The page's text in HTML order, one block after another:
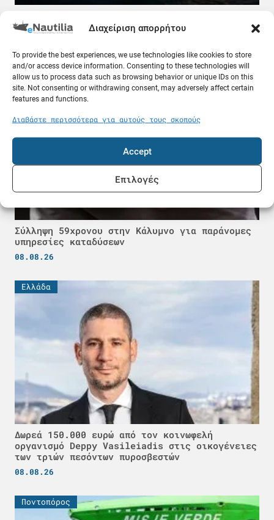
Διαχείριση απορρήτου
To provide the best experiences, we use technologies like cookies to store
and/or access device information. Consenting to these technologies will
allow us to process data such as browsing behavior or unique IDs on this
site. Not consenting or withdrawing consent, may adversely affect certain
features and functions.
Διαβάστε περισσότερα για αυτούς τους σκοπούς
Accept
Επιλογές
δεξαμενόπλοια: Τι συμβαίνει στον Περσικό
Κόλπο
08.08.26
Ελλάδα
Σύλληψη 59χρονου στην Κάλυμνο για παράνομες
υπηρεσίες καταδύσεων
08.08.26
Ελλάδα
Δωρεά 150.000 ευρώ από τον κοινωφελή
οργανισμό Deppy Vasileiadis στις οικογένειες
των τριών πεσόντων πυροσβεστών
08.08.26
Ποντοπόρος